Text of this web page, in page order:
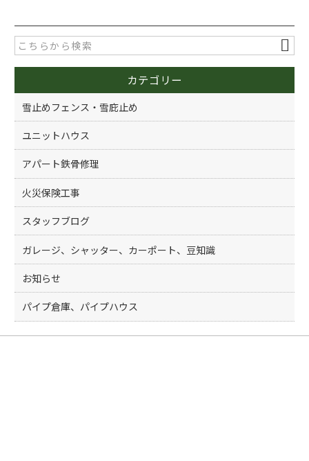
e
b
o
o
k
er
カテゴリー
雪止めフェンス・雪庇止め
ユニットハウス
アパート鉄骨修理
火災保険工事
スタッフブログ
ガレージ、シャッター、カーポート、豆知識
お知らせ
パイプ倉庫、パイプハウス